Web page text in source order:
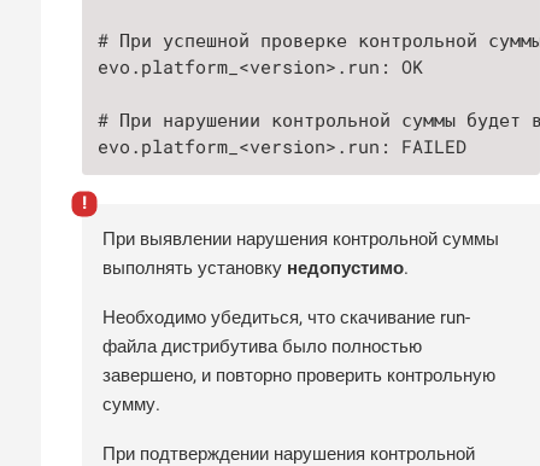
# При успешной проверке контрольной
evo.platform_<version>.run: OK
# При нарушении контрольной суммы будет
evo.platform_<version>.run: FAILED
При выявлении нарушения контрольной суммы
выполнять установку недопустимо.
Необходимо убедиться, что скачивание run-
файла дистрибутива было полностью
завершено, и повторно проверить контрольную
сумму.
При подтверждении нарушения контрольной